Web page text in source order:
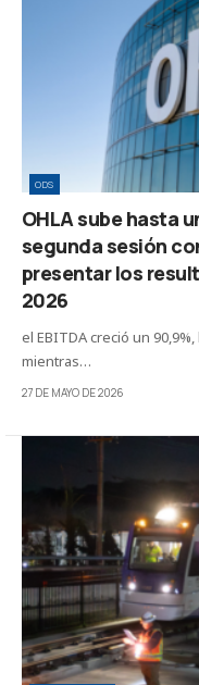
ODS
OHLA sube hasta
segunda sesión
presentar los
2026
el EBITDA creció un
mientras…
27 DE MAYO DE 2026